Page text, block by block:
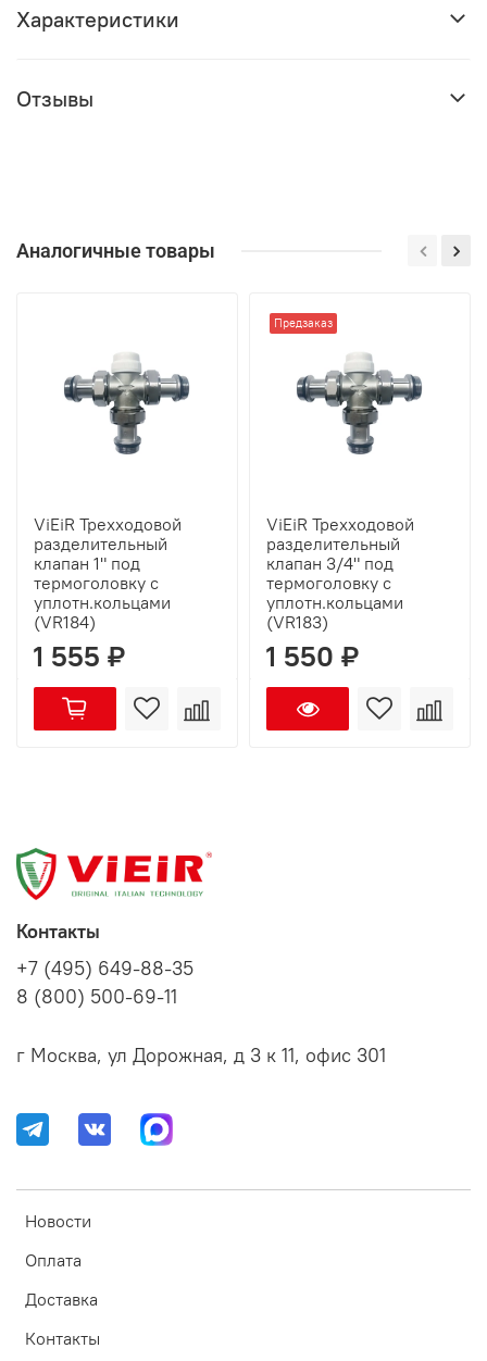
Характеристики
Отзывы
Аналогичные товары
ViEiR Трехходовой
разделительный
клапан 1" под
термоголовку с
уплотн.кольцами
(VR184)
1 555 ₽
Предзаказ
ViEiR Трехходовой
разделительный
клапан 3/4" под
термоголовку с
уплотн.кольцами
(VR183)
1 550 ₽
Новости
Оплата
Доставка
Контакты
Контакты
+7 (495) 649-88-35
8 (800) 500-69-11
г Москва, ул Дорожная, д 3 к 11, офис 301